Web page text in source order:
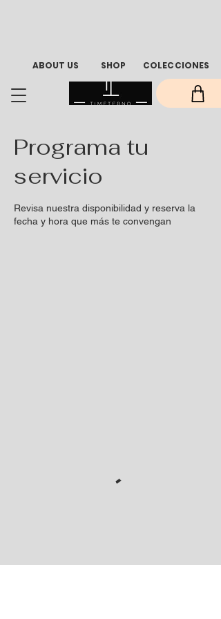
ABOUT US SHOP COLECCIONES
Programa tu
servicio
Revisa nuestra disponibilidad y reserva la
fecha y hora que más te convengan